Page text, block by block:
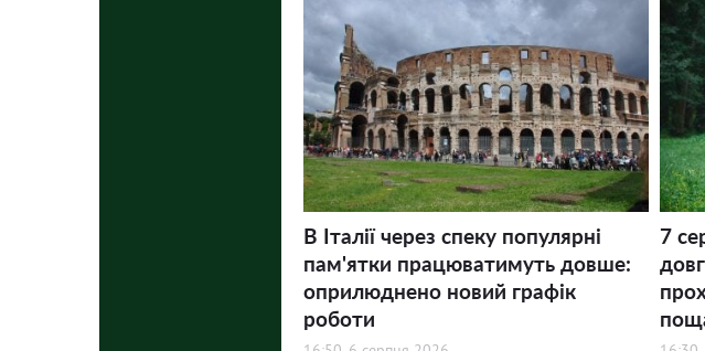
В Італії через спеку популярні
пам'ятки працюватимуть довше:
оприлюднено новий графік
роботи
7